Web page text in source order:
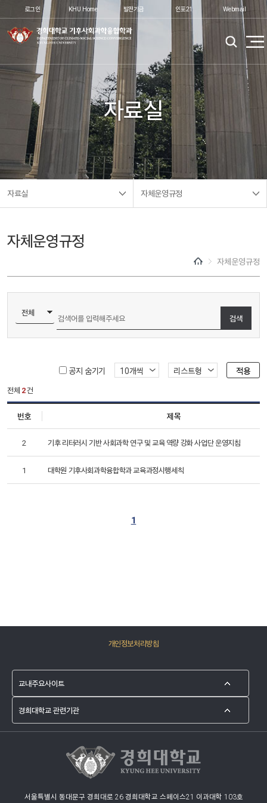
로그인 KHU Home 발전기금 인포21 Webmail
자료실
자료실 자체운영규정
자체운영규정
자체운영규정
검색
공지 숨기기 적용
전체 2건
번호 제목
2 기후 리터러시 기반 사회과학 연구 및 교육 역량 강화 사업단 운영지침
1 대학원 기후사회과학융합학과 교육과정시행세칙
1
개인정보처리방침
서울특별시 동대문구 경희대로 26 경희대학교 스페이스21 이과대학 103호